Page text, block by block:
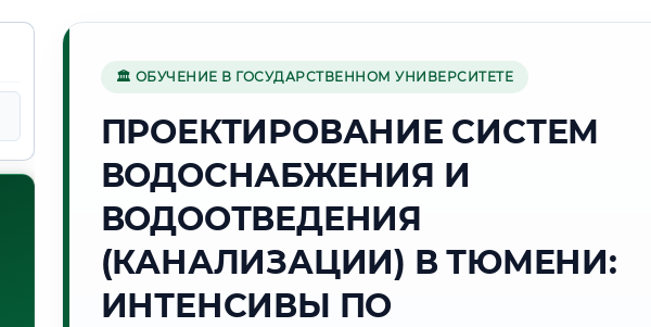
🏛 ОБУЧЕНИЕ В ГОСУДАРСТВЕННОМ УНИВЕРСИТЕТЕ
ПРОЕКТИРОВАНИЕ СИСТЕМ
ВОДОСНАБЖЕНИЯ И
ВОДООТВЕДЕНИЯ
(КАНАЛИЗАЦИИ) В ТЮМЕНИ:
ИНТЕНСИВЫ ПО